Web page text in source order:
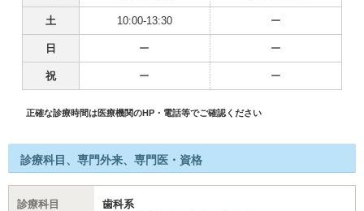
土 10:00-13:30 ー
日 ー ー
祝 ー ー
正確な診療時間は医療機関のHP・電話等でご確認ください
診療科目、専門外来、専門医・資格
診療科目
歯科系